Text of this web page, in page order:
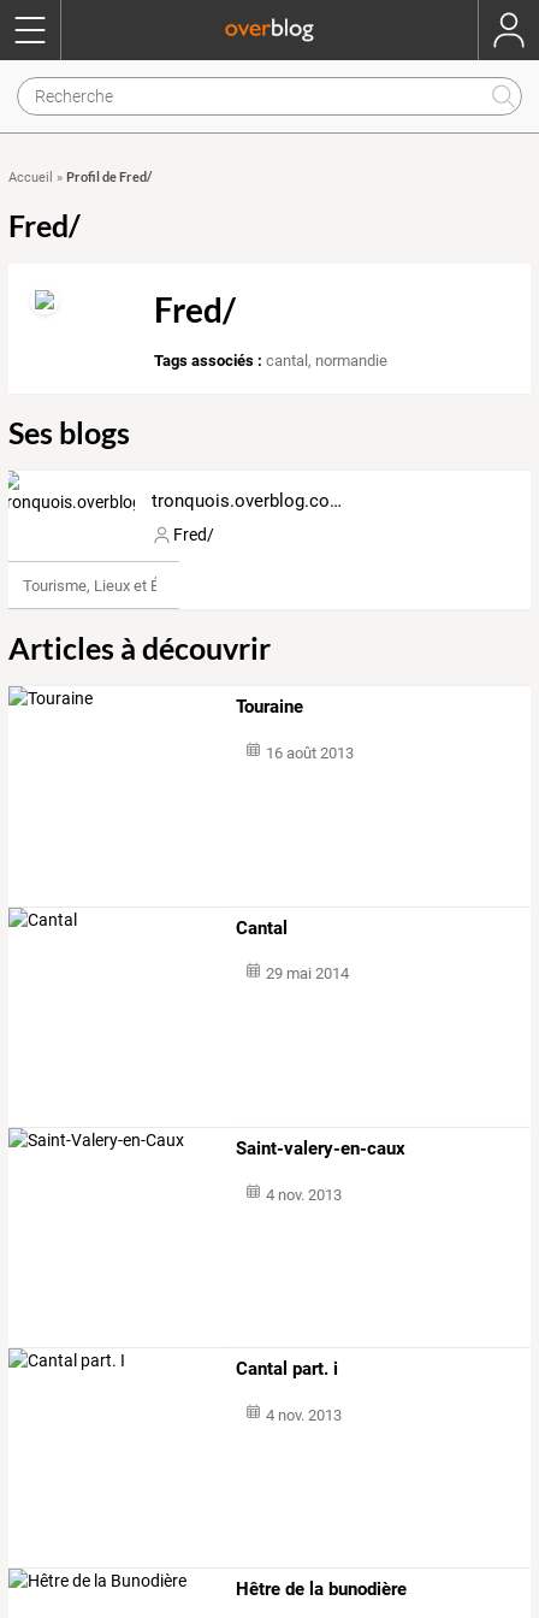
Accueil » Profil de Fred/
Fred/
Fred/
Tags associés : cantal, normandie
Ses blogs
tronquois.overblog.com
Fred/
Tourisme, Lieux et Événements
Articles à découvrir
Touraine
16 août 2013
Cantal
29 mai 2014
Saint-valery-en-caux
4 nov. 2013
Cantal part. i
4 nov. 2013
Hêtre de la bunodière